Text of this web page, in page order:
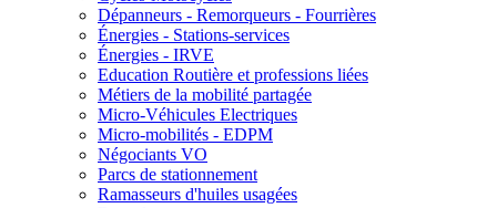
Dépanneurs - Remorqueurs - Fourrières
Énergies - Stations-services
Énergies - IRVE
Education Routière et professions liées
Métiers de la mobilité partagée
Micro-Véhicules Electriques
Micro-mobilités - EDPM
Négociants VO
Parcs de stationnement
Ramasseurs d'huiles usagées